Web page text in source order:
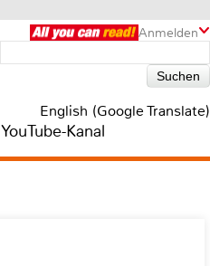
Anmelden
English (Google Translate)
YouTube-Kanal